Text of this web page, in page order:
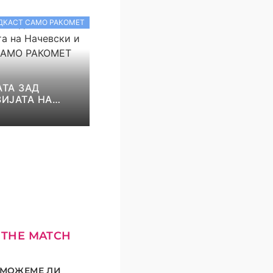
САМО РАКОМЕТ
ЗАД
НА
И НИКОЛОВ!
С5Е8
MATCH
МОЖЕМЕ ЛИ